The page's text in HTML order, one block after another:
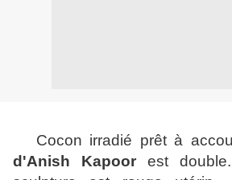
Cocon irradié prêt à
d'Anish Kapoor est